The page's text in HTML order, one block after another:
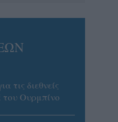
τις διεθνείς
του Ουρμπίνο